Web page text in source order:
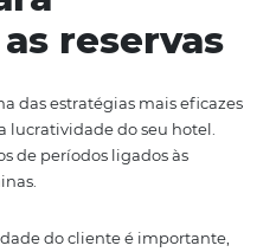
estratégia de distribuição
portais de viagem
prática e intuitiva.
em fazer a gestão de
diminuindo erros